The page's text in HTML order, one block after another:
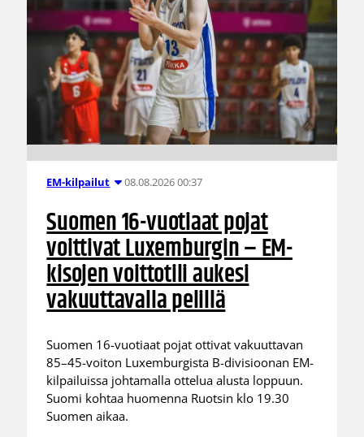
EM-kilpailut 08.08.2026 00:37
Suomen 16-vuotiaat pojat
voittivat Luxemburgin – EM-
kisojen voittotili aukesi
vakuuttavalla pelillä
Suomen 16-vuotiaat pojat ottivat vakuuttavan
85–45-voiton Luxemburgista B-divisioonan EM-
kilpailuissa johtamalla ottelua alusta loppuun.
Suomi kohtaa huomenna Ruotsin klo 19.30
Suomen aikaa.